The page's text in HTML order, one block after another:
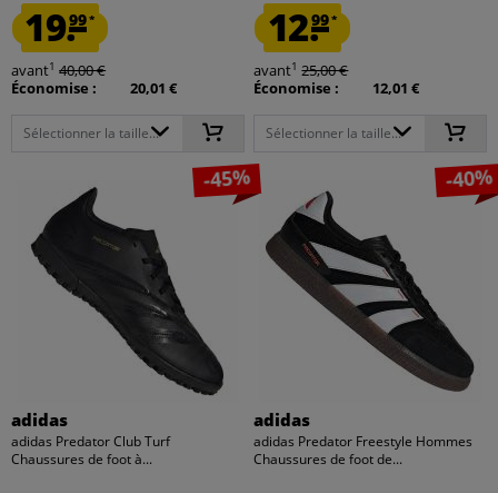
19.99*
avant1 40,00 €
Économise :
20,01 €
Sélectionner la taille...
12.99*
avant1 25,00 €
Économise :
12,01 €
Sélectionner la taille...
-45%
adidas
adidas Predator Club Turf
Chaussures de foot à...
-40%
adidas
adidas Predator Freestyle Hommes
Chaussures de foot de...